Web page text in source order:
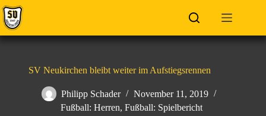
Zum
Inhalt
springen
SV Neukirchen bleibt weiter im Aufstiegsrennen
Philipp Schader
November 11, 2019
Fußball: Herren,Fußball: Spielbericht